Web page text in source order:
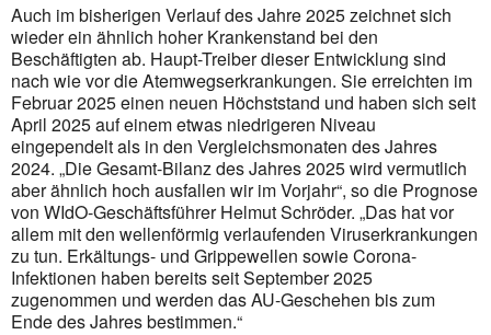
Auch im bisherigen Verlauf des Jahre 2025 zeichnet sich
wieder ein ähnlich hoher Krankenstand bei den
Beschäftigten ab. Haupt-Treiber dieser Entwicklung sind
nach wie vor die Atemwegserkrankungen. Sie erreichten im
Februar 2025 einen neuen Höchststand und haben sich seit
April 2025 auf einem etwas niedrigeren Niveau
eingependelt als in den Vergleichsmonaten des Jahres
2024. „Die Gesamt-Bilanz des Jahres 2025 wird vermutlich
aber ähnlich hoch ausfallen wir im Vorjahr“, so die Prognose
von WIdO-Geschäftsführer Helmut Schröder. „Das hat vor
allem mit den wellenförmig verlaufenden Viruserkrankungen
zu tun. Erkältungs- und Grippewellen sowie Corona-
Infektionen haben bereits seit September 2025
zugenommen und werden das AU-Geschehen bis zum
Ende des Jahres bestimmen.“